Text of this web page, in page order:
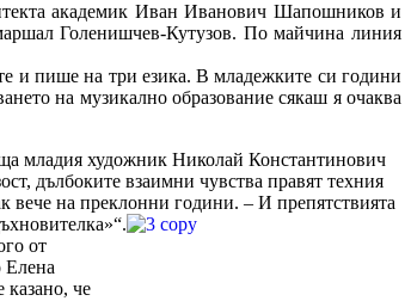
академик Иван Иванович Шапошников и
Голенишчев-Кутузов. По майчина линия
и пише на три езика. В младежките си години
на музикално образование сякаш я очаква
младия художник Николай Константинович
дълбоките взаимни чувства правят техния
вече на преклонни години. – И препятствията
от
Елена
че